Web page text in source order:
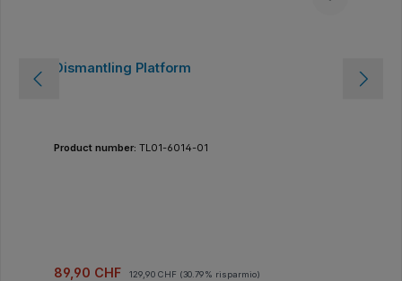
Dismantling Platform
Product number: TL01-6014-01
Prezzo di vendita:
89,90 CHF 129,90 CHF (30.79% risparmio)